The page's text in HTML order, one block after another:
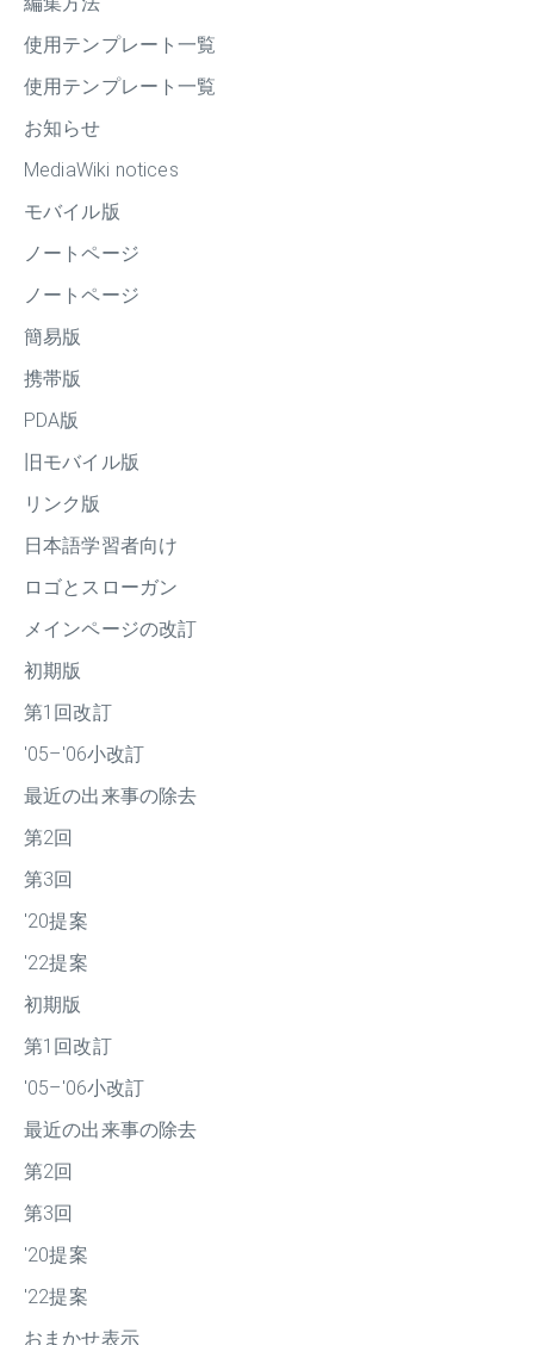
使用テンプレート一覧
使用テンプレート一覧
お知らせ
MediaWiki notices
モバイル版
ノートページ
ノートページ
簡易版
携帯版
PDA版
旧モバイル版
リンク版
日本語学習者向け
ロゴとスローガン
メインページの改訂
初期版
第1回改訂
'05–'06小改訂
最近の出来事の除去
第2回
第3回
'20提案
'22提案
初期版
第1回改訂
'05–'06小改訂
最近の出来事の除去
第2回
第3回
'20提案
'22提案
おまかせ表示